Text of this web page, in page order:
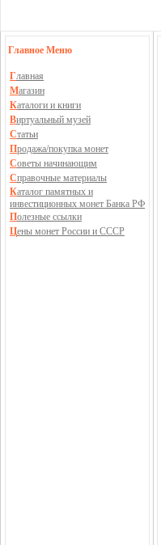
Главное Меню
Главная
Магазин
Каталоги и книги
Виртуальный музей
Статьи
Продажа/покупка монет
Советы начинающим
Справочные материалы
Каталог памятных и
инвестиционных монет Банка РФ
Полезные ссылки
Цены монет России и СССР